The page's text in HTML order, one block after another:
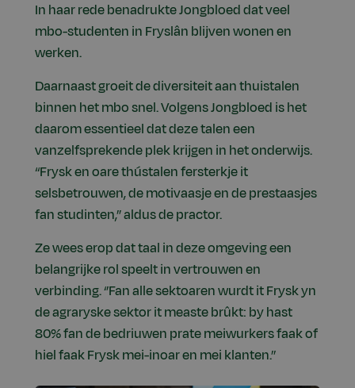
In haar rede benadrukte Jongbloed dat veel
mbo-studenten in Fryslân blijven wonen en
werken.
Daarnaast groeit de diversiteit aan thuistalen
binnen het mbo snel. Volgens Jongbloed is het
daarom essentieel dat deze talen een
vanzelfsprekende plek krijgen in het onderwijs.
“Frysk en oare thústalen fersterkje it
selsbetrouwen, de motivaasje en de prestaasjes
fan studinten,” aldus de practor.
Ze wees erop dat taal in deze omgeving een
belangrijke rol speelt in vertrouwen en
verbinding. ‘’Fan alle sektoaren wurdt it Frysk yn
de agraryske sektor it measte brûkt: by hast
80% fan de bedriuwen prate meiwurkers faak of
hiel faak Frysk mei-inoar en mei klanten.’’